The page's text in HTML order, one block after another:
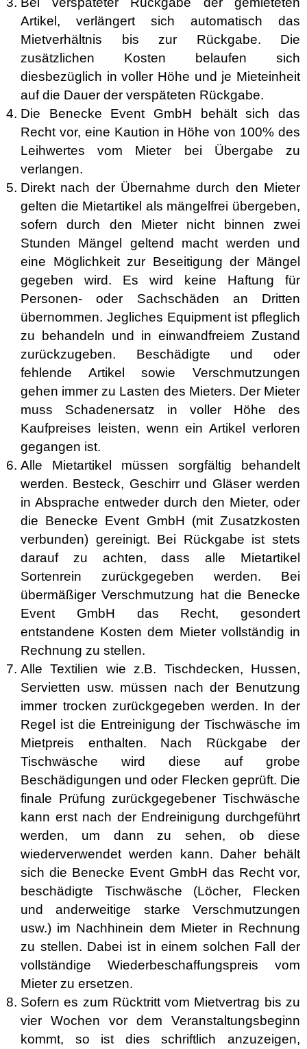
Artikel, verlängert sich automatisch das
Mietverhältnis bis zur Rückgabe. Die
zusätzlichen Kosten belaufen sich
diesbezüglich in voller Höhe und je Mieteinheit
auf die Dauer der verspäteten Rückgabe.
Die Benecke Event GmbH behält sich das
Recht vor, eine Kaution in Höhe von 100% des
Leihwertes vom Mieter bei Übergabe zu
verlangen.
Direkt nach der Übernahme durch den Mieter
gelten die Mietartikel als mängelfrei übergeben,
sofern durch den Mieter nicht binnen zwei
Stunden Mängel geltend macht werden und
eine Möglichkeit zur Beseitigung der Mängel
gegeben wird. Es wird keine Haftung für
Personen- oder Sachschäden an Dritten
übernommen. Jegliches Equipment ist pfleglich
zu behandeln und in einwandfreiem Zustand
zurückzugeben. Beschädigte und oder
fehlende Artikel sowie Verschmutzungen
gehen immer zu Lasten des Mieters. Der Mieter
muss Schadenersatz in voller Höhe des
Kaufpreises leisten, wenn ein Artikel verloren
gegangen ist.
Alle Mietartikel müssen sorgfältig behandelt
werden. Besteck, Geschirr und Gläser werden
in Absprache entweder durch den Mieter, oder
die Benecke Event GmbH (mit Zusatzkosten
verbunden) gereinigt. Bei Rückgabe ist stets
darauf zu achten, dass alle Mietartikel
Sortenrein zurückgegeben werden. Bei
übermäßiger Verschmutzung hat die Benecke
Event GmbH das Recht, gesondert
entstandene Kosten dem Mieter vollständig in
Rechnung zu stellen.
Alle Textilien wie z.B. Tischdecken, Hussen,
Servietten usw. müssen nach der Benutzung
immer trocken zurückgegeben werden. In der
Regel ist die Entreinigung der Tischwäsche im
Mietpreis enthalten. Nach Rückgabe der
Tischwäsche wird diese auf grobe
Beschädigungen und oder Flecken geprüft. Die
finale Prüfung zurückgegebener Tischwäsche
kann erst nach der Endreinigung durchgeführt
werden, um dann zu sehen, ob diese
wiederverwendet werden kann. Daher behält
sich die Benecke Event GmbH das Recht vor,
beschädigte Tischwäsche (Löcher, Flecken
und anderweitige starke Verschmutzungen
usw.) im Nachhinein dem Mieter in Rechnung
zu stellen. Dabei ist in einem solchen Fall der
vollständige Wiederbeschaffungspreis vom
Mieter zu ersetzen.
Sofern es zum Rücktritt vom Mietvertrag bis zu
vier Wochen vor dem Veranstaltungsbeginn
kommt, so ist dies schriftlich anzuzeigen,